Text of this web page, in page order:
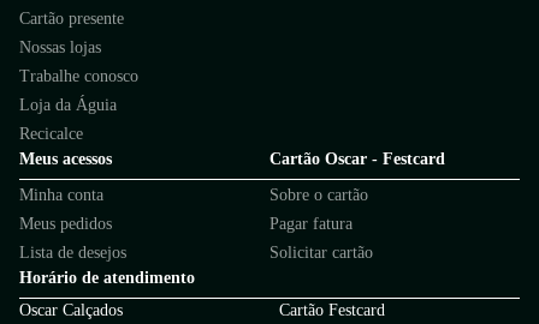
Cartão presente
Nossas lojas
Trabalhe conosco
Loja da Águia
Recicalce
Meus acessos
Minha conta
Meus pedidos
Lista de desejos
Cartão Oscar - Festcard
Sobre o cartão
Pagar fatura
Solicitar cartão
Horário de atendimento
Oscar Calçados
Cartão Festcard